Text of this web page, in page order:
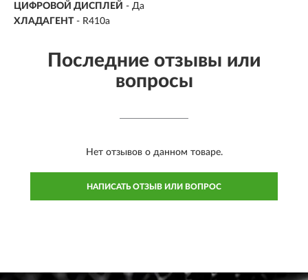
ЦИФРОВОЙ ДИСПЛЕЙ - Да
ХЛАДАГЕНТ - R410a
Последние отзывы или
вопросы
Нет отзывов о данном товаре.
НАПИСАТЬ ОТЗЫВ ИЛИ ВОПРОС